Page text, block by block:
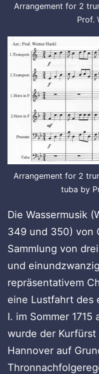
Arrangement for 2
Prof.
Arrangement for 2
tuba by
Die Wassermusik
349 und 350) von
Sammlung von
und
repräsentativem
eine Lustfahrt des
I. im Sommer 1715
wurde der
Hannover auf